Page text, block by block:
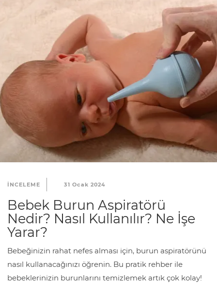
INCELEME 31 Ocak 2024
Bebek Burun Aspiratörü
Nedir? Nasıl Kullanılır? Ne İşe
Yarar?
Bebeğinizin rahat nefes alması için, burun aspiratörünü
nasıl kullanacağınızı öğrenin. Bu pratik rehber ile
bebeklerinizin burunlarını temizlemek artık çok kolay!